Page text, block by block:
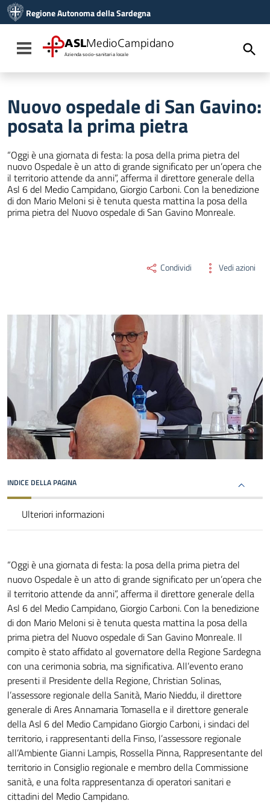
Vai al menu di navigazione
Vai al footer
Regione Autonoma della Sardegna
Toggle navigation
ASLMedioCampidano
Azienda socio-sanitaria locale
Nuovo ospedale di San Gavino:
posata la prima pietra
“Oggi è una giornata di festa: la posa della prima pietra del
nuovo Ospedale è un atto di grande significato per un’opera che
il territorio attende da anni”, afferma il direttore generale della
Asl 6 del Medio Campidano, Giorgio Carboni. Con la benedizione
di don Mario Meloni si è tenuta questa mattina la posa della
prima pietra del Nuovo ospedale di San Gavino Monreale.
Condividi Vedi azioni
INDICE DELLA PAGINA
Ulteriori informazioni
“Oggi è una giornata di festa: la posa della prima pietra del
nuovo Ospedale è un atto di grande significato per un’opera che
il territorio attende da anni”, afferma il direttore generale della
Asl 6 del Medio Campidano, Giorgio Carboni. Con la benedizione
di don Mario Meloni si è tenuta questa mattina la posa della
prima pietra del Nuovo ospedale di San Gavino Monreale. Il
compito è stato affidato al governatore della Regione Sardegna
con una cerimonia sobria, ma significativa. All’evento erano
presenti il Presidente della Regione, Christian Solinas,
l’assessore regionale della Sanità, Mario Nieddu, il direttore
generale di Ares Annamaria Tomasella e il direttore generale
della Asl 6 del Medio Campidano Giorgio Carboni, i sindaci del
territorio, i rappresentanti della Finso, l’assessore regionale
all’Ambiente Gianni Lampis, Rossella Pinna, Rappresentante del
territorio in Consiglio regionale e membro della Commissione
sanità, e una folta rappresentanza di operatori sanitari e
cittadini del Medio Campidano.